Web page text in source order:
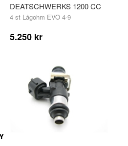
DEATSCHWERKS 1200 CC
4 st Lågohm EVO 4-9
5.250 kr